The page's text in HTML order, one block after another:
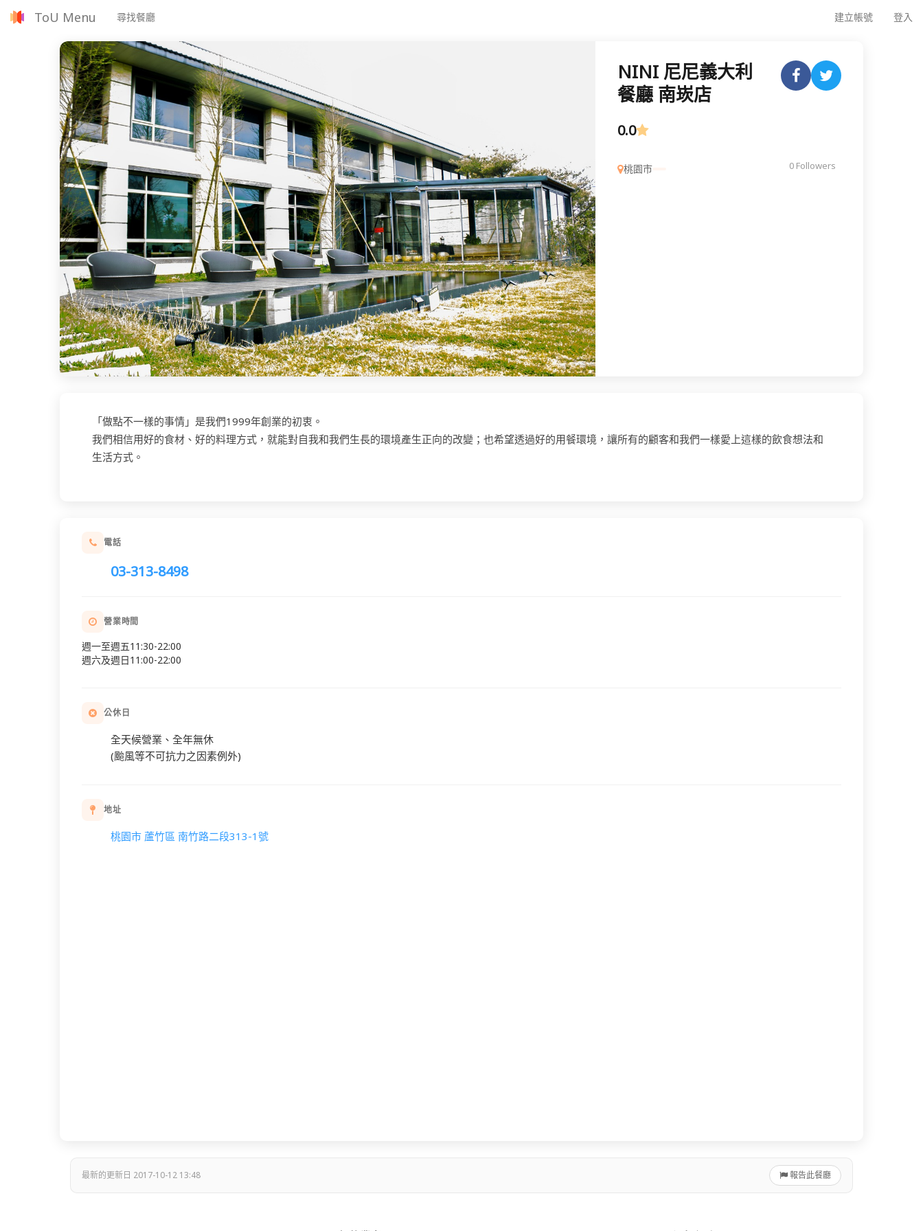
ToU Menu 尋找餐廳 建立帳號 登入
NINI 尼尼義大利
餐廳 南崁店
0.0
桃園市 0 Followers
「做點不一樣的事情」是我們1999年創業的初衷。
我們相信用好的食材、好的料理方式，就能對自我和我們生長的環境產生正向的改變；也希望透過好的用餐環境，讓所有的顧客和我們一樣愛上這樣的飲食想法和
生活方式。
電話
03-313-8498
營業時間
週一至週五11:30-22:00
週六及週日11:00-22:00
公休日
全天候營業、全年無休
(颱風等不可抗力之因素例外)
地址
桃園市 蘆竹區 南竹路二段313-1號
最新的更新日 2017-10-12 13:48 報告此餐廳